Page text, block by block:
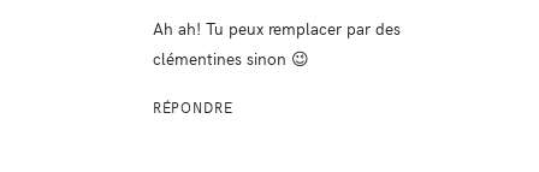
Ah ah! Tu peux remplacer par des
clémentines sinon 😉
RÉPONDRE